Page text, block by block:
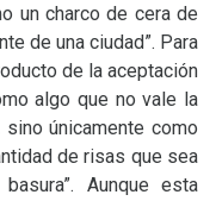
un charco de cera de
de una ciudad”. Para
de la aceptación
algo que no vale la
únicamente como
de risas que sea
Aunque esta